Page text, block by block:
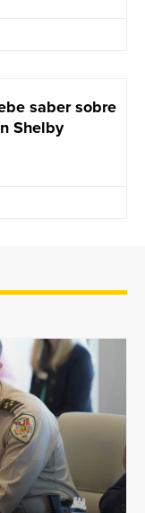
saber sobre
Shelby